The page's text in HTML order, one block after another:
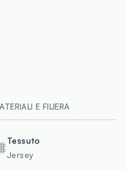
E FILIERA
Tessuto
Jersey